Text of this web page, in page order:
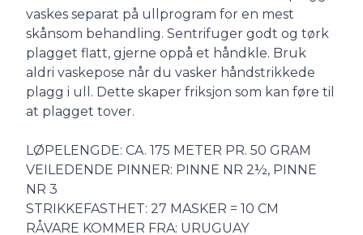
vaskes separat på ullprogram for en mest
skånsom behandling. Sentrifuger godt og tørk
plagget flatt, gjerne oppå et håndkle. Bruk
aldri vaskepose når du vasker håndstrikkede
plagg i ull. Dette skaper friksjon som kan føre til
at plagget tover.
LØPELENGDE: CA. 175 METER PR. 50 GRAM
VEILEDENDE PINNER: PINNE NR 2½, PINNE
NR 3
STRIKKEFASTHET: 27 MASKER = 10 CM
RÅVARE KOMMER FRA: URUGUAY